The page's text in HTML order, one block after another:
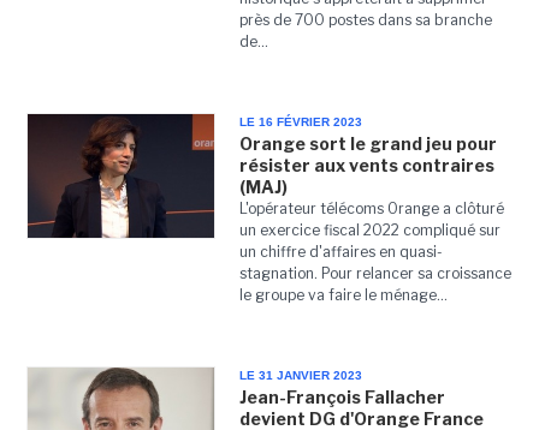
près de 700 postes dans sa branche
de...
LE 16 FÉVRIER 2023
Orange sort le grand jeu pour
résister aux vents contraires
(MAJ)
L'opérateur télécoms Orange a clôturé
un exercice fiscal 2022 compliqué sur
un chiffre d'affaires en quasi-
stagnation. Pour relancer sa croissance
le groupe va faire le ménage...
LE 31 JANVIER 2023
Jean-François Fallacher
devient DG d'Orange France